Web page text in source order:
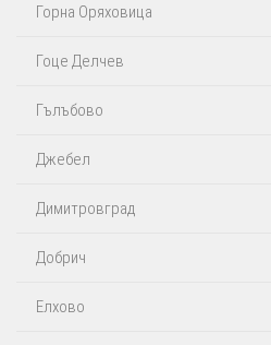
Горна Оряховица
Гоце Делчев
Гълъбово
Джебел
Димитровград
Добрич
Елхово